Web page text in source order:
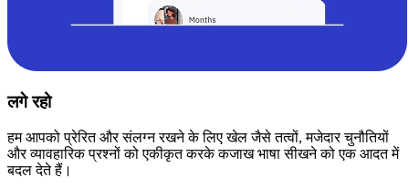
लगे रहो
हम आपको प्रेरित और संलग्न रखने के लिए खेल जैसे तत्वों, मजेदार चुनौतियों
और व्यावहारिक प्रश्नों को एकीकृत करके कजाख भाषा सीखने को एक आदत में
बदल देते हैं।